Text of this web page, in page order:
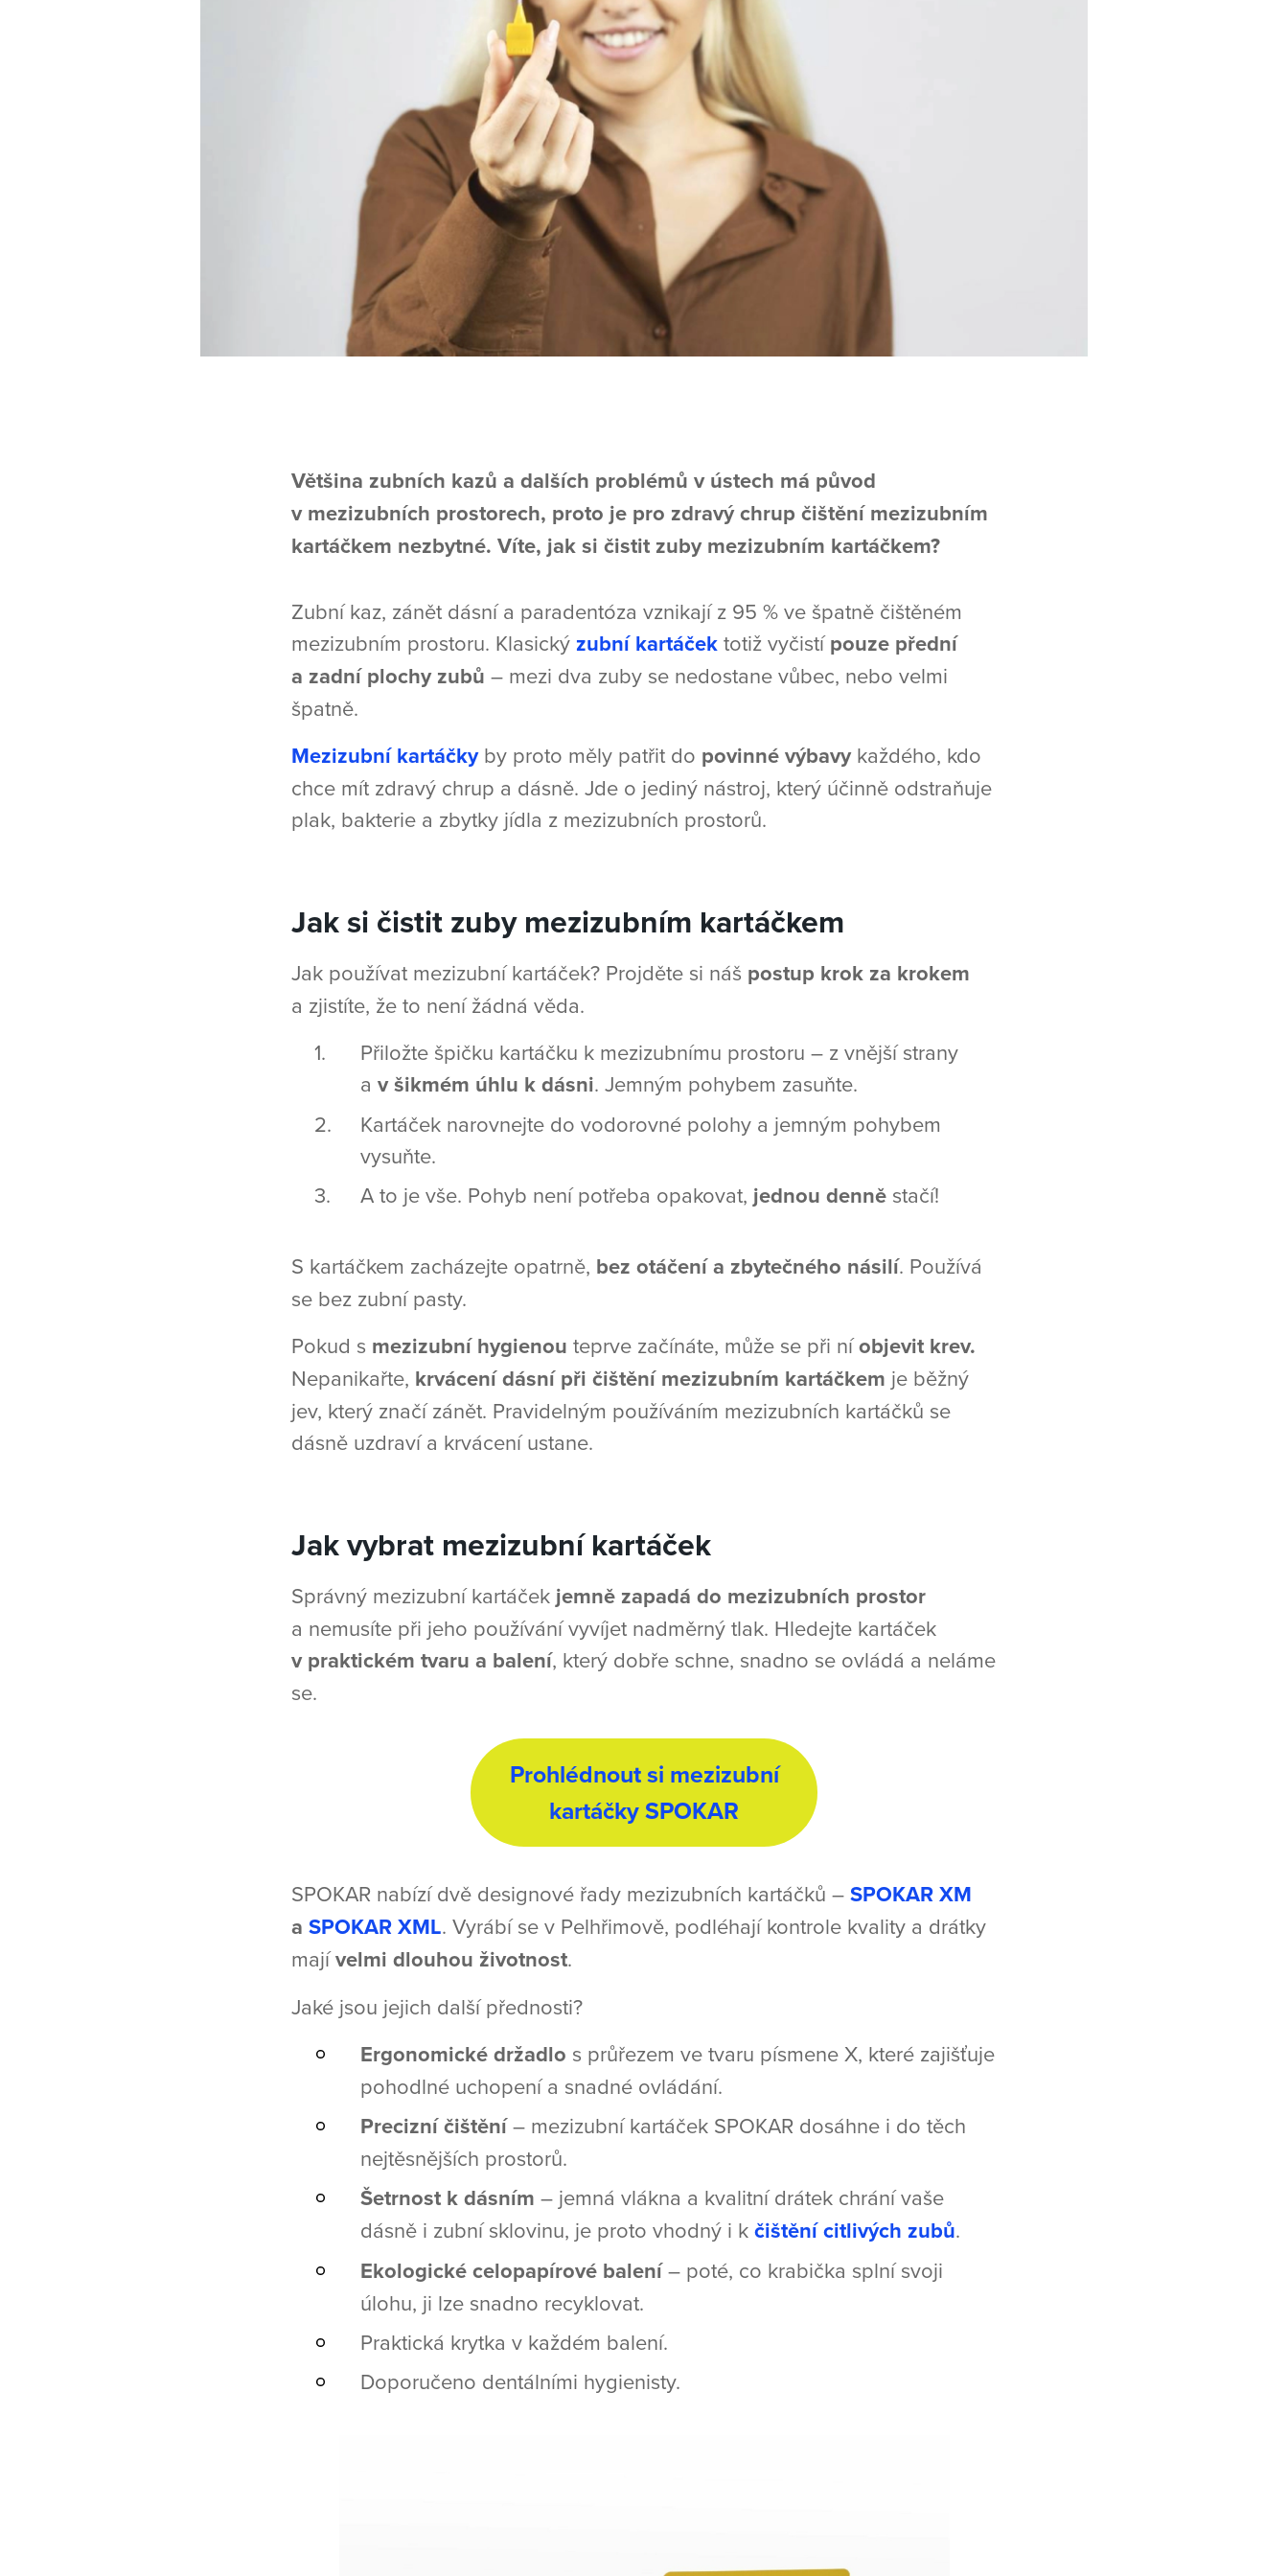
Většina zubních kazů a dalších problémů v ústech má původ
v mezizubních prostorech, proto je pro zdravý chrup čištění mezizubním
kartáčkem nezbytné. Víte, jak si čistit zuby mezizubním kartáčkem?
Zubní kaz, zánět dásní a paradentóza vznikají z 95 % ve špatně čištěném
mezizubním prostoru. Klasický zubní kartáčektotiž vyčistípouze přední
a zadní plochy zubů – mezi dva zuby se nedostane vůbec, nebo velmi
špatně.
Mezizubní kartáčky by proto měly patřit do povinné výbavykaždého, kdo
chce mít zdravý chrup a dásně. Jde o jediný nástroj, který účinně odstraňuje
plak, bakterie a zbytky jídla z mezizubních prostorů.
Jak si čistit zuby mezizubním kartáčkem
Jak používat mezizubní kartáček? Projděte si náš postup krok za krokem
a zjistíte, že to není žádná věda.
Přiložte špičku kartáčku k mezizubnímu prostoru – z vnější strany
a v šikmém úhlu k dásni. Jemným pohybem zasuňte.
Kartáček narovnejte do vodorovné polohy a jemným pohybem
vysuňte.
A to je vše. Pohyb není potřeba opakovat, jednou denně stačí!
S kartáčkem zacházejte opatrně, bez otáčení a zbytečného násilí. Používá
se bez zubní pasty.
Pokud s mezizubní hygienou teprve začínáte, může se při níobjevit krev.
Nepanikařte, krvácení dásní při čištění mezizubním kartáčkem je běžný
jev, který značí zánět. Pravidelným používáním mezizubních kartáčků se
dásně uzdraví a krvácení ustane.
Jak vybrat mezizubní kartáček
Správný mezizubní kartáček jemně zapadá do mezizubních prostor
a nemusíte při jeho používání vyvíjet nadměrný tlak. Hledejte kartáček
v praktickém tvaru a balení, který dobře schne, snadno se ovládá a neláme
se.
Prohlédnout si mezizubní
kartáčky SPOKAR
SPOKAR nabízí dvě designové řady mezizubních kartáčků –SPOKAR XM
a SPOKAR XML. Vyrábí se v Pelhřimově, podléhají kontrole kvality a drátky
majívelmi dlouhou životnost.
Jaké jsou jejich další přednosti?
Ergonomické držadlo s průřezem ve tvaru písmene X, které zajišťuje
pohodlné uchopení a snadné ovládání.
Precizní čištění– mezizubní kartáček SPOKAR dosáhne i do těch
nejtěsnějších prostorů.
Šetrnost k dásním – jemná vlákna a kvalitní drátek chrání vaše
dásně i zubní sklovinu, je proto vhodný i kčištění citlivých zubů.
Ekologické celopapírové balení– poté, co krabička splní svoji
úlohu, ji lze snadno recyklovat.
Praktická krytka v každém balení.
Doporučeno dentálními hygienisty.